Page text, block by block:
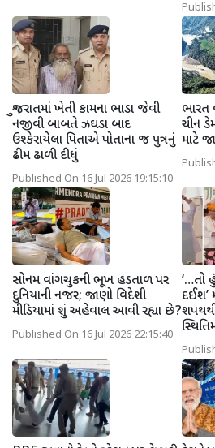
ગુજરાતમાં ખેતી કામના ભાડા જેવી
નજીવી બાબતે ઝઘડા બાદ
ઉશ્કેરાયેલા પિતાએ પોતાના જ પુત્રનું
ઢીમ ઢાળી દીધું
Published On 16 Jul 2026 19:15:10
ભારત
ચીન
માટે
સોનમ વાંગચુકની ભૂખ હડતાળ પર
દુનિયાની નજર; જાણો વિદેશી
મીડિયામાં શું અહેવાલ આવી રહ્યા છે?
Published On 16 Jul 2026 22:15:40
‘…તો
દઈશ’